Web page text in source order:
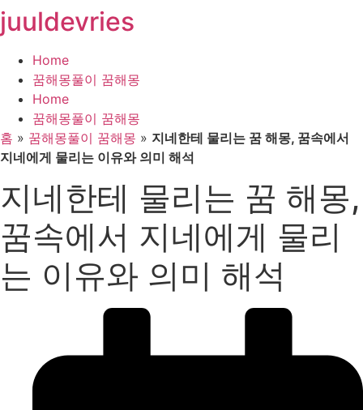
콘
텐
뛰
기
juuldevries
Home
꿈해몽풀이 꿈해몽
Home
꿈해몽풀이 꿈해몽
홈 » 꿈해몽풀이 꿈해몽 » 지네한테 물리는 꿈 해몽, 꿈속에서
지네에게 물리는 이유와 의미 해석
지네한테 물리는 꿈 해몽,
꿈속에서 지네에게 물리
는 이유와 의미 해석